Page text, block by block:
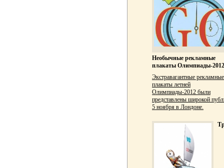
Необычные рекламные
плакаты Олимпиады-2012
Экстравагантные рекламные
плакаты летней
Олимпиады-2012 были
представлены широкой
5 ноября в Лондоне.